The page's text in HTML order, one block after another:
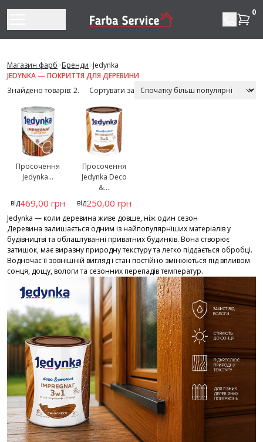
0
Магазин фарб>Бренди>Jedynka
JEDYNKA — ПОКРИТТЯ ДЛЯ ДЕРЕВИНИ
Знайдено товарів: 2.
Сортувати за
Просочення
Jedynka...
від469,00 грн
Просочення
Jedynka Deco
&...
від250,00 грн
Jedynka — коли деревина живе довше, ніж один сезон
Деревина залишається одним із найпопулярніших матеріалів у
будівництві та облаштуванні приватних будинків. Вона створює
затишок, має виразну природну текстуру та легко піддається обробці.
Водночас її зовнішній вигляд і стан постійно змінюються під впливом
сонця, дощу, вологи та сезонних перепадів температур.